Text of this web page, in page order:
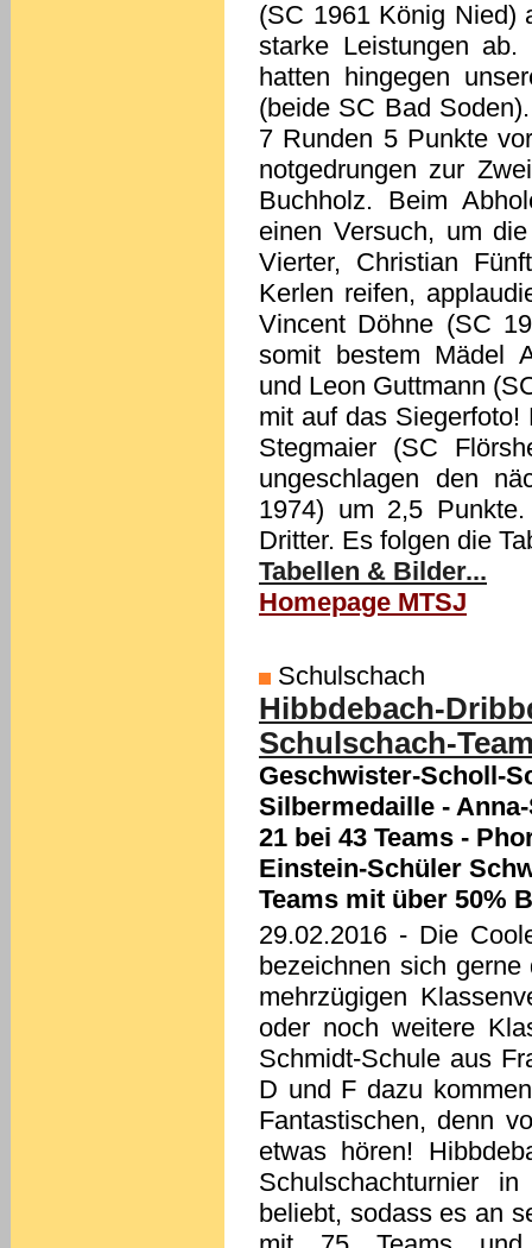
(SC 1961 König Nied)
starke Leistungen
hatten hingegen
(beide SC Bad
7 Runden 5 Punkte
notgedrungen zur
Buchholz. Beim
einen Versuch, um
Vierter, Christian
Kerlen reifen,
Vincent Döhne (SC
somit bestem Mädel
und Leon Guttmann
mit auf das
Stegmaier (SC
ungeschlagen den
1974) um 2,5
Dritter. Es folgen die
Tabellen & Bilder...
Homepage MTSJ
Schulschach
Hibbdebach-
Schulschach-
Geschwister-Scholl-
Silbermedaille -
21 bei 43 Teams -
Einstein-Schüler
Teams mit über 50%
29.02.2016 - Die
bezeichnen sich
mehrzügigen
oder noch weitere
Schmidt-Schule aus
D und F dazu
Fantastischen, denn
etwas hören!
Schulschachturnier
beliebt, sodass es an